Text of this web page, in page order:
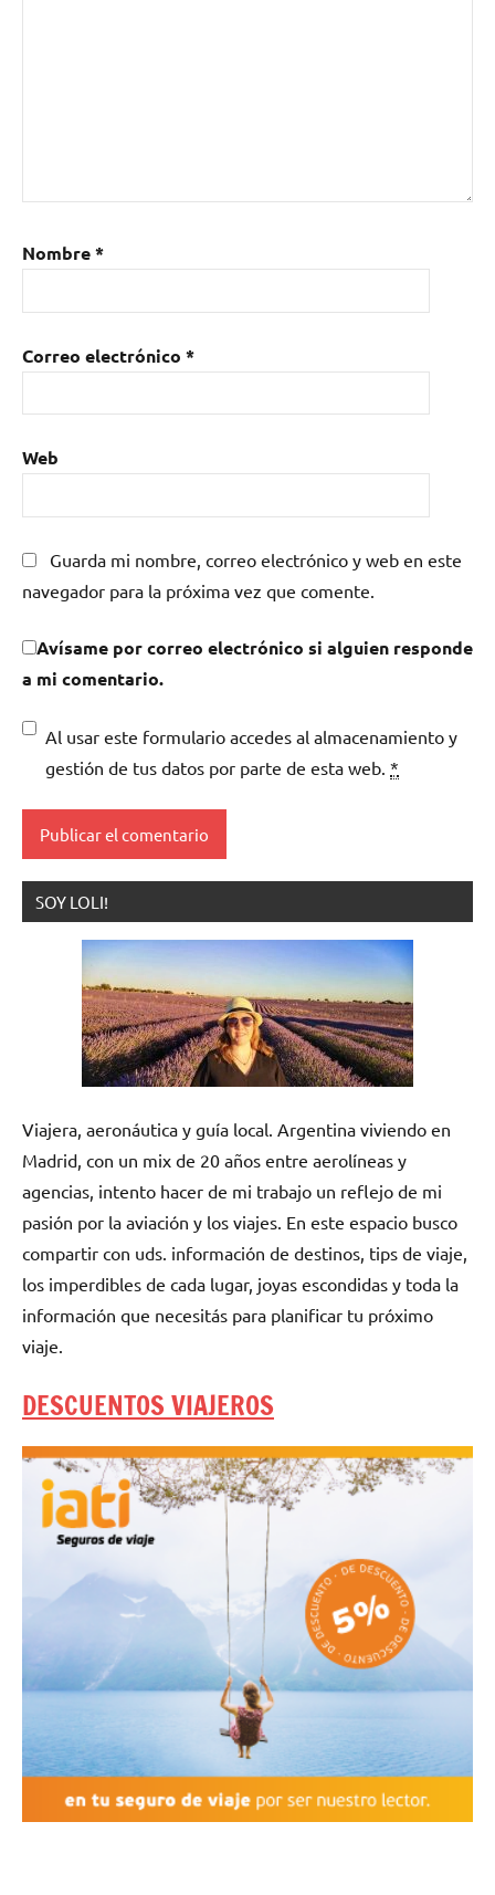
Nombre*
Correo electrónico *
Web
Guarda mi nombre, correo electrónico y web en este
navegador para la próxima vez que comente.
Avísame por correo electrónico si alguien responde
a mi comentario.
Al usar este formulario accedes al almacenamiento y
gestión de tus datos por parte de esta web. *
SOY LOLI!
Viajera, aeronáutica y guía local. Argentina viviendo en
Madrid, con un mix de 20 años entre aerolíneas y
agencias, intento hacer de mi trabajo un reflejo de mi
pasión por la aviación y los viajes. En este espacio busco
compartir con uds. información de destinos, tips de viaje,
los imperdibles de cada lugar, joyas escondidas y toda la
información que necesitás para planificar tu próximo
viaje.
DESCUENTOS VIAJEROS